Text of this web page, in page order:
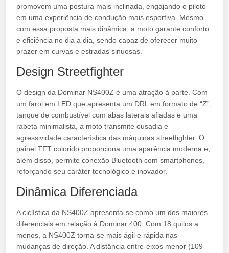
promovem uma postura mais inclinada, engajando o piloto
em uma experiência de condução mais esportiva. Mesmo
com essa proposta mais dinâmica, a moto garante conforto
e eficiência no dia a dia, sendo capaz de oferecer muito
prazer em curvas e estradas sinuosas.
Design Streetfighter
O design da Dominar NS400Z é uma atração à parte. Com
um farol em LED que apresenta um DRL em formato de “Z”,
tanque de combustível com abas laterais afiadas e uma
rabeta minimalista, a moto transmite ousadia e
agressividade característica das máquinas streetfighter. O
painel TFT colorido proporciona uma aparência moderna e,
além disso, permite conexão Bluetooth com smartphones,
reforçando seu caráter tecnológico e inovador.
Dinâmica Diferenciada
A ciclística da NS400Z apresenta-se como um dos maiores
diferenciais em relação à Dominar 400. Com 18 quilos a
menos, a NS400Z torna-se mais ágil e rápida nas
mudanças de direção. A distância entre-eixos menor (109